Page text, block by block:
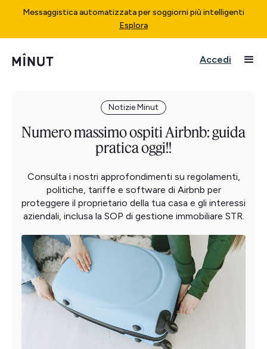
Messaggistica automatizzata per soggiorni più intelligenti
Esplora
Accedi
Notizie Minut
Numero massimo ospiti Airbnb: guida
pratica oggi!!
Consulta i nostri approfondimenti su regolamenti,
politiche, tariffe e software di Airbnb per
proteggere il proprietario della tua casa e gli interessi
aziendali, inclusa la SOP di gestione immobiliare STR.